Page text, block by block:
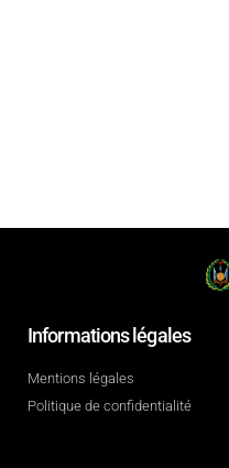
Informations légales
Mentions légales
Politique de confidentialité